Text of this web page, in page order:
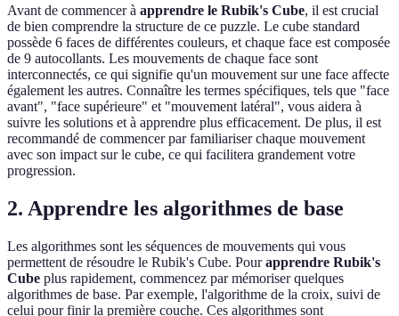
Avant de commencer à apprendre le Rubik's Cube, il est crucial
de bien comprendre la structure de ce puzzle. Le cube standard
possède 6 faces de différentes couleurs, et chaque face est composée
de 9 autocollants. Les mouvements de chaque face sont
interconnectés, ce qui signifie qu'un mouvement sur une face affecte
également les autres. Connaître les termes spécifiques, tels que "face
avant", "face supérieure" et "mouvement latéral", vous aidera à
suivre les solutions et à apprendre plus efficacement. De plus, il est
recommandé de commencer par familiariser chaque mouvement
avec son impact sur le cube, ce qui facilitera grandement votre
progression.
2. Apprendre les algorithmes de base
Les algorithmes sont les séquences de mouvements qui vous
permettent de résoudre le Rubik's Cube. Pourapprendre Rubik's
Cube plus rapidement, commencez par mémoriser quelques
algorithmes de base. Par exemple, l'algorithme de la croix, suivi de
celui pour finir la première couche. Ces algorithmes sont